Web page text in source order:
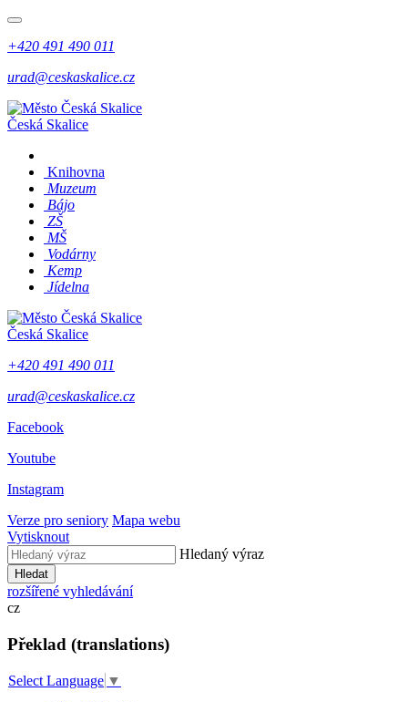
+420 491 490 011
urad@ceskaskalice.cz
Česká Skalice
Knihovna
Muzeum
Bájo
ZŠ
MŠ
Vodárny
Kemp
Jídelna
Česká Skalice
+420 491 490 011
urad@ceskaskalice.cz
Facebook
Youtube
Instagram
Verze pro seniory Mapa webu
Vytisknout
Hledaný výraz
Hledat
rozšířené vyhledávání
cz
Překlad (translations)
Select Language ▼